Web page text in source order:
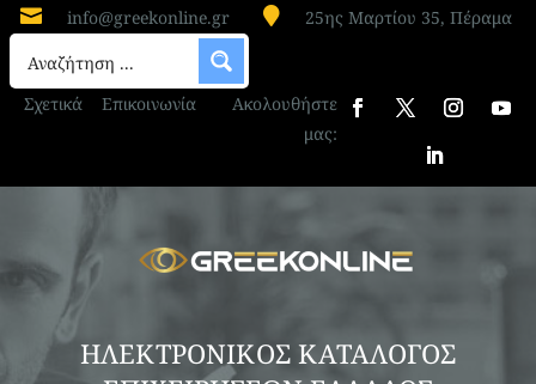
 info@greekonline.gr  25ης Μαρτίου 35, Πέραμα
Σχετικά Επικοινωνία
Ακολουθήστε
μας:
ΗΛΕΚΤΡΟΝΙΚΟΣ ΚΑΤΑΛΟΓΟΣ